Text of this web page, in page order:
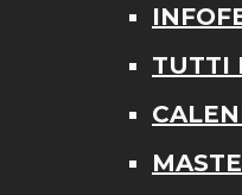
TUTTI